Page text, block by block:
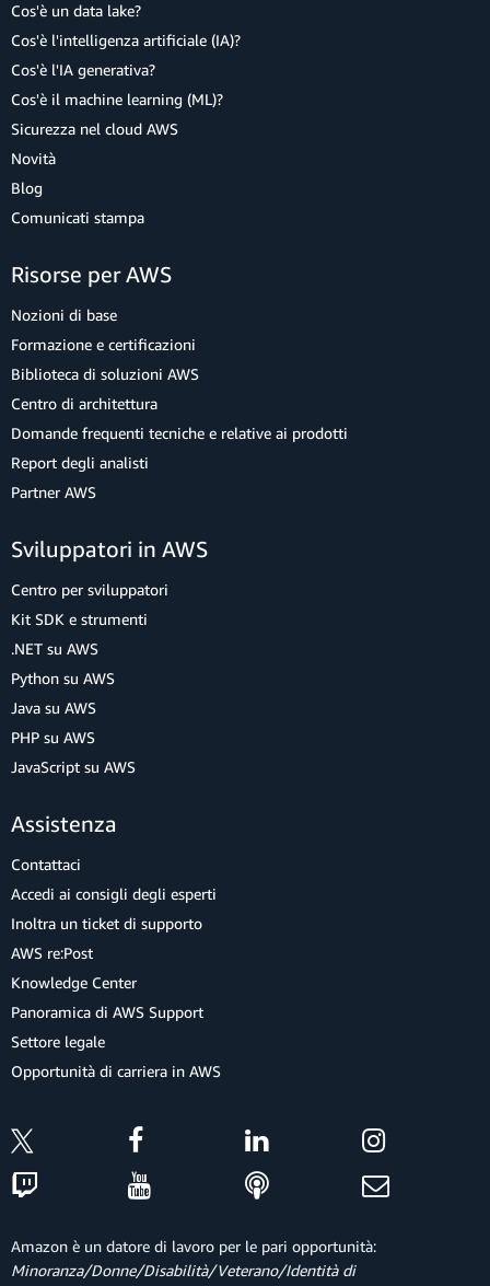
Cos'è un data lake?
Cos'è l'intelligenza artificiale (IA)?
Cos'è l'IA generativa?
Cos'è il machine learning (ML)?
Sicurezza nel cloud AWS
Novità
Blog
Comunicati stampa
Risorse per AWS
Nozioni di base
Formazione e certificazioni
Biblioteca di soluzioni AWS
Centro di architettura
Domande frequenti tecniche e relative ai prodotti
Report degli analisti
Partner AWS
Sviluppatori in AWS
Centro per sviluppatori
Kit SDK e strumenti
.NET su AWS
Python su AWS
Java su AWS
PHP su AWS
JavaScript su AWS
Assistenza
Contattaci
Accedi ai consigli degli esperti
Inoltra un ticket di supporto
AWS re:Post
Knowledge Center
Panoramica di AWS Support
Settore legale
Opportunità di carriera in AWS
Amazon è un datore di lavoro per le pari opportunità:
Minoranza/Donne/Disabilità/Veterano/Identità di